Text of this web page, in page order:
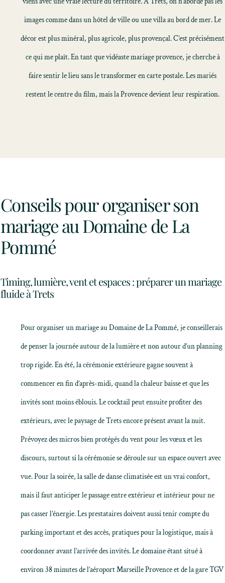
images comme dans un hôtel de ville ou une villa au bord de mer. Le
décor est plus minéral, plus agricole, plus provençal. C’est précisément
ce qui me plaît. En tant que vidéaste mariage provence, je cherche à
faire sentir le lieu sans le transformer en carte postale. Les mariés
restent le centre du film, mais la Provence devient leur respiration.
Conseils pour organiser son
mariage au Domaine de La
Pommé
Timing, lumière, vent et espaces : préparer un mariage
fluide à Trets
Pour organiser un mariage au Domaine de La Pommé, je conseillerais
de penser la journée autour de la lumière et non autour d’un planning
trop rigide. En été, la cérémonie extérieure gagne souvent à
commencer en fin d’après-midi, quand la chaleur baisse et que les
invités sont moins éblouis. Le cocktail peut ensuite profiter des
extérieurs, avec le paysage de Trets encore présent avant la nuit.
Prévoyez des micros bien protégés du vent pour les vœux et les
discours, surtout si la cérémonie se déroule sur un espace ouvert avec
vue. Pour la soirée, la salle de danse climatisée est un vrai confort,
mais il faut anticiper le passage entre extérieur et intérieur pour ne
pas casser l’énergie. Les prestataires doivent aussi tenir compte du
parking important et des accès, pratiques pour la logistique, mais à
coordonner avant l’arrivée des invités. Le domaine étant situé à
environ 38 minutes de l’aéroport Marseille Provence et de la gare TGV